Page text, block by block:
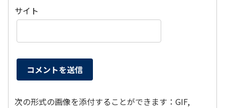
サイト
次の形式の画像を添付することができます：GIF,